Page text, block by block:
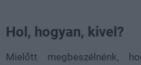
Hol, hogyan, kivel?
Mielőtt megbeszélnénk,